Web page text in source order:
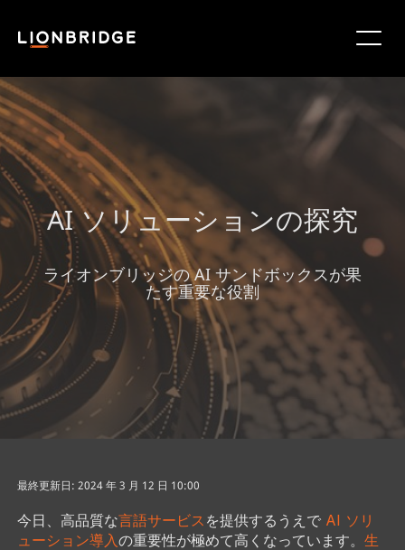
AI ソリューションの探究
ライオンブリッジの AI サンドボックスが果
たす重要な役割
最終更新日: 2024 年 3 月 12 日 10:00
今日、高品質な言語サービス を提供するうえで AI ソリ
ューション導入の重要性が極めて高くなっています。 生